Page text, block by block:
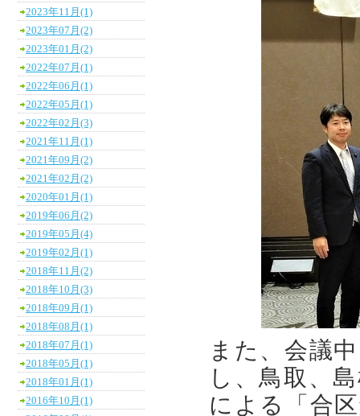
また、会議
し、鳥取、
による「合
2023年11月(1)
2023年07月(2)
2023年01月(2)
2022年07月(1)
2022年06月(1)
2022年05月(1)
2022年02月(3)
2021年11月(1)
2021年09月(2)
2021年02月(2)
2020年01月(1)
2019年06月(2)
2019年05月(4)
2019年02月(1)
2018年11月(2)
2018年10月(3)
2018年09月(1)
2018年08月(1)
2018年07月(1)
2018年05月(1)
2018年01月(1)
2016年10月(1)